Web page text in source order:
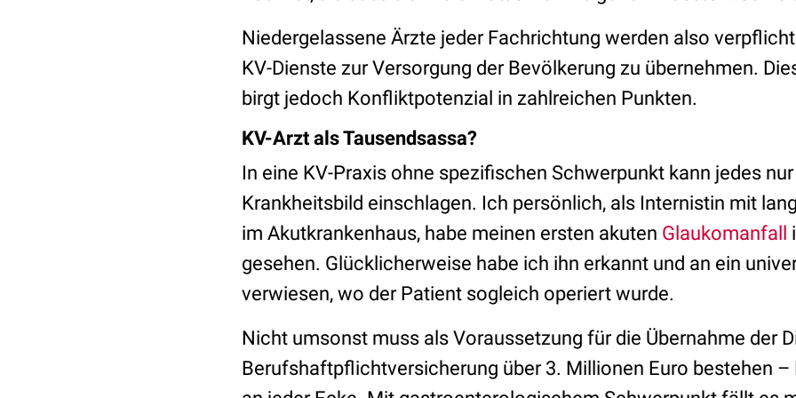
Niedergelassene Ärzte jeder Fachrichtung werden also
KV-Dienste zur Versorgung der Bevölkerung zu übernehmen.
birgt jedoch Konfliktpotenzial in zahlreichen Punkten.
KV-Arzt als Tausendsassa?
In eine KV-Praxis ohne spezifischen Schwerpunkt kann jedes
Krankheitsbild einschlagen. Ich persönlich, als Internistin mit
im Akutkrankenhaus, habe meinen ersten akuten Glaukomanfall
gesehen. Glücklicherweise habe ich ihn erkannt und an ein
verwiesen, wo der Patient sogleich operiert wurde.
Nicht umsonst muss als Voraussetzung für die Übernahme der
Berufshaftpflichtversicherung über 3. Millionen Euro bestehen